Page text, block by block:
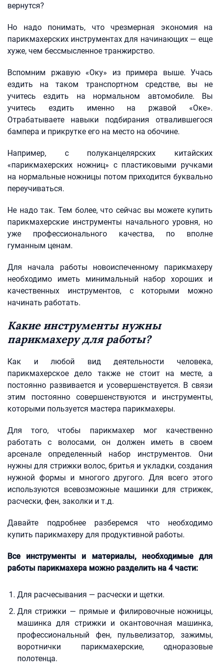
вернутся?
Но надо понимать, что чрезмерная экономия на
парикмахерских инструментах для начинающих — еще
хуже, чем бессмысленное транжирство.
Вспомним ржавую «Оку» из примера выше. Учась
ездить на таком транспортном средстве, вы не
учитесь ездить на нормальном автомобиле. Вы
учитесь ездить именно на ржавой «Оке».
Отрабатываете навыки подбирания отвалившегося
бампера и прикрутке его на место на обочине.
Например, с полуканцелярских китайских
«парикмахерских ножниц» с пластиковыми ручками
на нормальные ножницы потом приходится буквально
переучиваться.
Не надо так. Тем более, что сейчас вы можете купить
парикмахерские инструменты начального уровня, но
уже профессионального качества, по вполне
гуманным ценам.
Для начала работы новоиспеченному парикмахеру
необходимо иметь минимальный набор хороших и
качественных инструментов, с которыми можно
начинать работать.
Какие инструменты нужны
парикмахеру для работы?
Как и любой вид деятельности человека,
парикмахерское дело также не стоит на месте, а
постоянно развивается и усовершенствуется. В связи
этим постоянно совершенствуются и инструменты,
которыми пользуется мастера парикмахеры.
Для того, чтобы парикмахер мог качественно
работать с волосами, он должен иметь в своем
арсенале определенный набор инструментов. Они
нужны для стрижки волос, бритья и укладки, создания
нужной формы и многого другого. Для всего этого
используются всевозможные машинки для стрижек,
расчески, фен, заколки и т.д.
Давайте подробнее разберемся что необходимо
купить парикмахеру для продуктивной работы.
Все инструменты и материалы, необходимые для
работы парикмахера можно разделить на 4 части:
Для расчесывания — расчески и щетки.
Для стрижки — прямые и филировочные ножницы,
машинка для стрижки и окантовочная машинка,
профессиональный фен, пульвелизатор, зажимы,
воротнички парикмахерские, одноразовые
полотенца.